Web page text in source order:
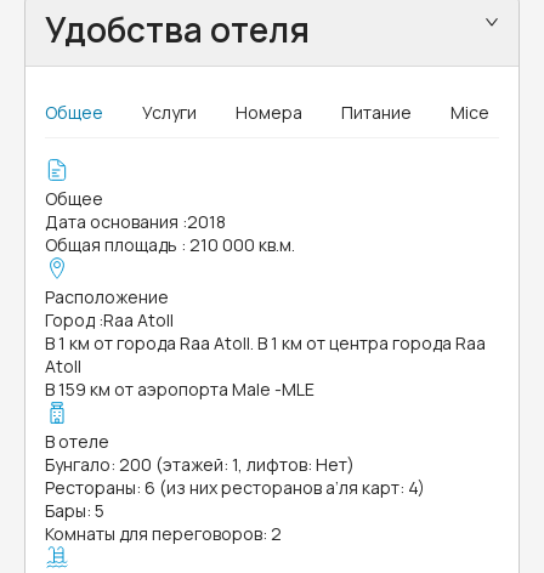
Удобства отеля
Общее Услуги Номера Питание Mice
Общее
Дата основания :2018
Общая площадь : 210 000 кв.м.
Расположение
Город :Raa Atoll
В 1 км от города Raa Atoll. В 1 км от центра города Raa
Atoll
В 159 км от аэропорта Male -MLE
В отеле
Бунгало: 200 (этажей: 1, лифтов: Нет)
Рестораны: 6 (из них ресторанов а’ля карт: 4)
Бары: 5
Комнаты для переговоров: 2